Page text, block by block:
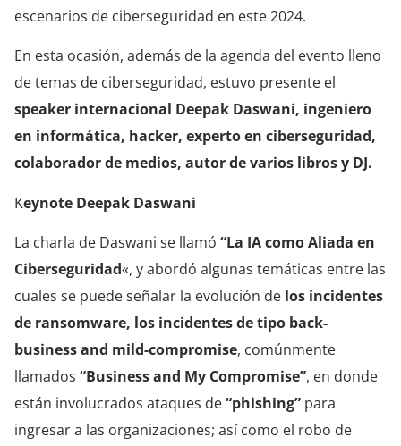
escenarios de ciberseguridad en este 2024.
En esta ocasión, además de la agenda del evento lleno
de temas de ciberseguridad, estuvo presente el
speaker internacional Deepak Daswani, ingeniero
en informática, hacker, experto en ciberseguridad,
colaborador de medios, autor de varios libros y DJ.
Keynote Deepak Daswani
La charla de Daswani se llamó “La IA como Aliada en
Ciberseguridad«, y abordó algunas temáticas entre las
cuales se puede señalar la evolución de los incidentes
de ransomware, los incidentes de tipo back-
business and mild-compromise, comúnmente
llamados “Business and My Compromise”, en donde
están involucrados ataques de“phishing” para
ingresar a las organizaciones; así como el robo de